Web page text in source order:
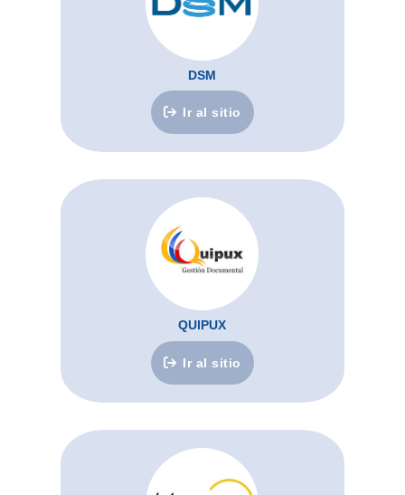
DSM
Ir al sitio
QUIPUX
Ir al sitio